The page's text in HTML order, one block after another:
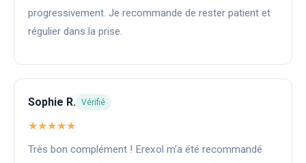
progressivement. Je recommande de rester patient et
régulier dans la prise.
Sophie R. Vérifié
★★★★★
Très bon complément ! Erexol m'a été recommandé